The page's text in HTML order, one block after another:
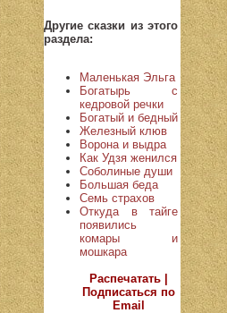
Другие сказки из этого
раздела:
Маленькая Эльга
Богатырь с
кедровой речки
Богатый и бедный
Железный клюв
Ворона и выдра
Как Удзя женился
Соболиные души
Большая беда
Семь страхов
Откуда в тайге
появились
комары и
мошкара
Распечатать |
Подписаться по
Email